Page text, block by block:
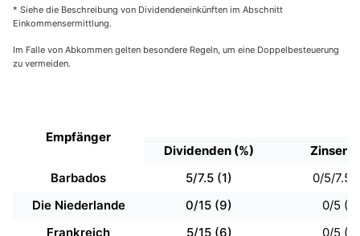
* Siehe die Beschreibung von Dividendeneinkünften im Abschnitt
Einkommensermittlung.
Im Falle von Abkommen gelten besondere Regeln, um eine Doppelbesteuerung
zu vermeiden.
Empfänger
Dividenden (%)
Zinsen
Barbados
5/7.5 (1)
0/5/7.5
Die Niederlande
0/15 (9)
0/5 (4)
Frankreich
5/15 (6)
0/5 (4)